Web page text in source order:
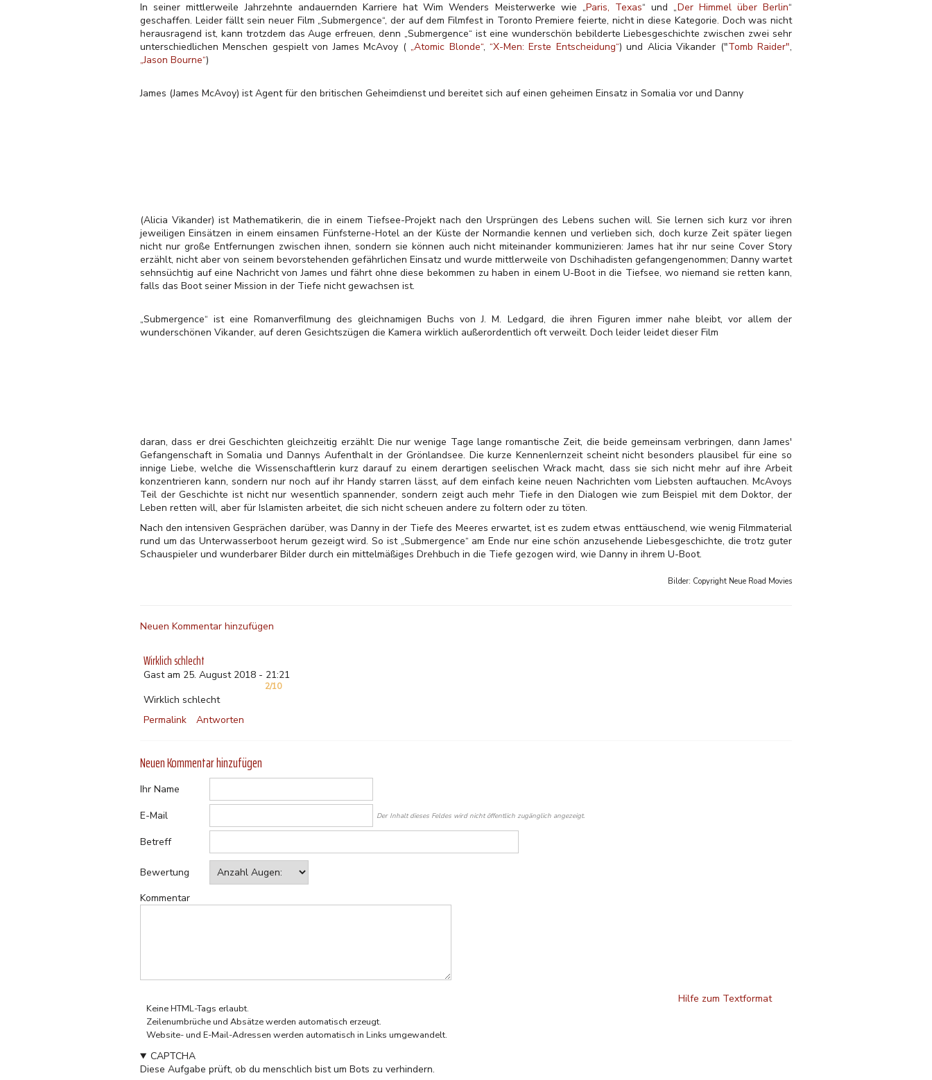
In seiner mittlerweile Jahrzehnte andauernden Karriere hat Wim Wenders Meisterwerke wie „Paris, Texas“ und „Der Himmel über Berlin“
geschaffen. Leider fällt sein neuer Film „Submergence“, der auf dem Filmfest in Toronto Premiere feierte, nicht in diese Kategorie. Doch was nicht
herausragend ist, kann trotzdem das Auge erfreuen, denn „Submergence“ ist eine wunderschön bebilderte Liebesgeschichte zwischen zwei sehr
unterschiedlichen Menschen gespielt von James McAvoy („Atomic Blonde“, “X-Men: Erste Entscheidung“) und Alicia Vikander ("Tomb Raider",
„Jason Bourne“)
James (James McAvoy) ist Agent für den britischen Geheimdienst und bereitet sich auf einen geheimen Einsatz in Somalia vor und Danny
(Alicia Vikander) ist Mathematikerin, die in einem Tiefsee-Projekt nach den Ursprüngen des Lebens suchen will. Sie lernen sich kurz vor ihren
jeweiligen Einsätzen in einem einsamen Fünfsterne-Hotel an der Küste der Normandie kennen und verlieben sich, doch kurze Zeit später liegen
nicht nur große Entfernungen zwischen ihnen, sondern sie können auch nicht miteinander kommunizieren: James hat ihr nur seine Cover Story
erzählt, nicht aber von seinem bevorstehenden gefährlichen Einsatz und wurde mittlerweile von Dschihadisten gefangengenommen; Danny wartet
sehnsüchtig auf eine Nachricht von James und fährt ohne diese bekommen zu haben in einem U-Boot in die Tiefsee, wo niemand sie retten kann,
falls das Boot seiner Mission in der Tiefe nicht gewachsen ist.
„Submergence“ ist eine Romanverfilmung des gleichnamigen Buchs von J. M. Ledgard, die ihren Figuren immer nahe bleibt, vor allem der
wunderschönen Vikander, auf deren Gesichtszügen die Kamera wirklich außerordentlich oft verweilt. Doch leider leidet dieser Film
daran, dass er drei Geschichten gleichzeitig erzählt: Die nur wenige Tage lange romantische Zeit, die beide gemeinsam verbringen, dann James'
Gefangenschaft in Somalia und Dannys Aufenthalt in der Grönlandsee. Die kurze Kennenlernzeit scheint nicht besonders plausibel für eine so
innige Liebe, welche die Wissenschaftlerin kurz darauf zu einem derartigen seelischen Wrack macht, dass sie sich nicht mehr auf ihre Arbeit
konzentrieren kann, sondern nur noch auf ihr Handy starren lässt, auf dem einfach keine neuen Nachrichten vom Liebsten auftauchen. McAvoys
Teil der Geschichte ist nicht nur wesentlich spannender, sondern zeigt auch mehr Tiefe in den Dialogen wie zum Beispiel mit dem Doktor, der
Leben retten will, aber für Islamisten arbeitet, die sich nicht scheuen andere zu foltern oder zu töten.
Nach den intensiven Gesprächen darüber, was Danny in der Tiefe des Meeres erwartet, ist es zudem etwas enttäuschend, wie wenig Filmmaterial
rund um das Unterwasserboot herum gezeigt wird. So ist „Submergence“ am Ende nur eine schön anzusehende Liebesgeschichte, die trotz guter
Schauspieler und wunderbarer Bilder durch ein mittelmäßiges Drehbuch in die Tiefe gezogen wird, wie Danny in ihrem U-Boot.
Bilder: Copyright Neue Road Movies
Neuen Kommentar hinzufügen
Wirklich schlecht
Gast am 25. August 2018 - 21:21
2/10
Wirklich schlecht
Permalink
Antworten
Neuen Kommentar hinzufügen
Ihr Name
E-Mail
Der Inhalt dieses Feldes wird nicht öffentlich zugänglich angezeigt.
Betreff
Bewertung
Kommentar
Hilfe zum Textformat
Keine HTML-Tags erlaubt.
Zeilenumbrüche und Absätze werden automatisch erzeugt.
Website- und E-Mail-Adressen werden automatisch in Links umgewandelt.
CAPTCHA
Diese Aufgabe prüft, ob du menschlich bist um Bots zu verhindern.